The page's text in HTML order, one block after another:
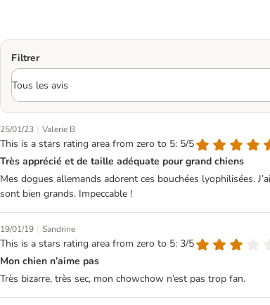
Filtrer
25/01/23 | Valerie B
This is a stars rating area from zero to 5: 5/5
Très apprécié et de taille adéquate pour grand chiens
Mes dogues allemands adorent ces bouchées lyophilisées.
sont bien grands. Impeccable !
19/01/19 | Sandrine
This is a stars rating area from zero to 5: 3/5
Mon chien n’aime pas
Très bizarre, très sec, mon chowchow n’est pas trop fan.